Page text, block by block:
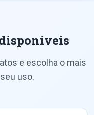
disponíveis
e escolha o mais
uso.